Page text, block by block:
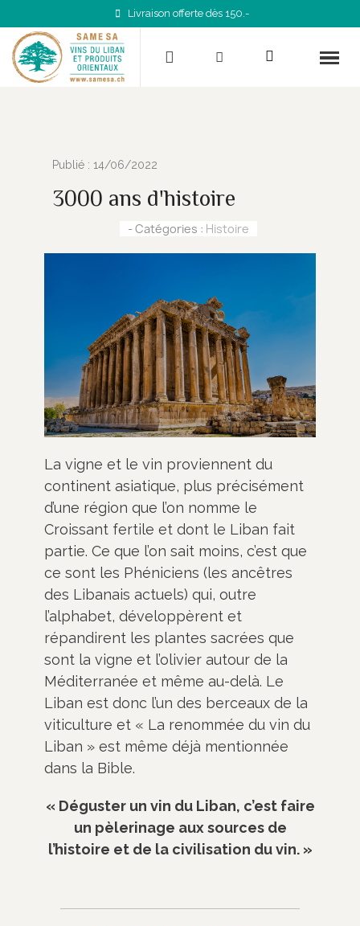
Livraison offerte dès 150.-
Publié : 14/06/2022
3000 ans d'histoire
- Catégories : Histoire
La vigne et le vin proviennent du
continent asiatique, plus précisément
d’une région que l’on nomme le
Croissant fertile et dont le Liban fait
partie. Ce que l’on sait moins, c’est que
ce sont les Phéniciens (les ancêtres
des Libanais actuels) qui, outre
l’alphabet, développèrent et
répandirent les plantes sacrées que
sont la vigne et l’olivier autour de la
Méditerranée et même au-delà. Le
Liban est donc l’un des berceaux de la
viticulture et « La renommée du vin du
Liban » est même déjà mentionnée
dans la Bible.
« Déguster un vin du Liban, c’est faire
un pèlerinage aux sources de
l’histoire et de la civilisation du vin. »